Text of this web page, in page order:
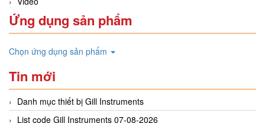
Ứng dụng sản phẩm
Chọn ứng dụng sản phẩm
Tin mới
Danh mục thiết bị Gill Instruments
List code Gill Instruments 07-08-2026